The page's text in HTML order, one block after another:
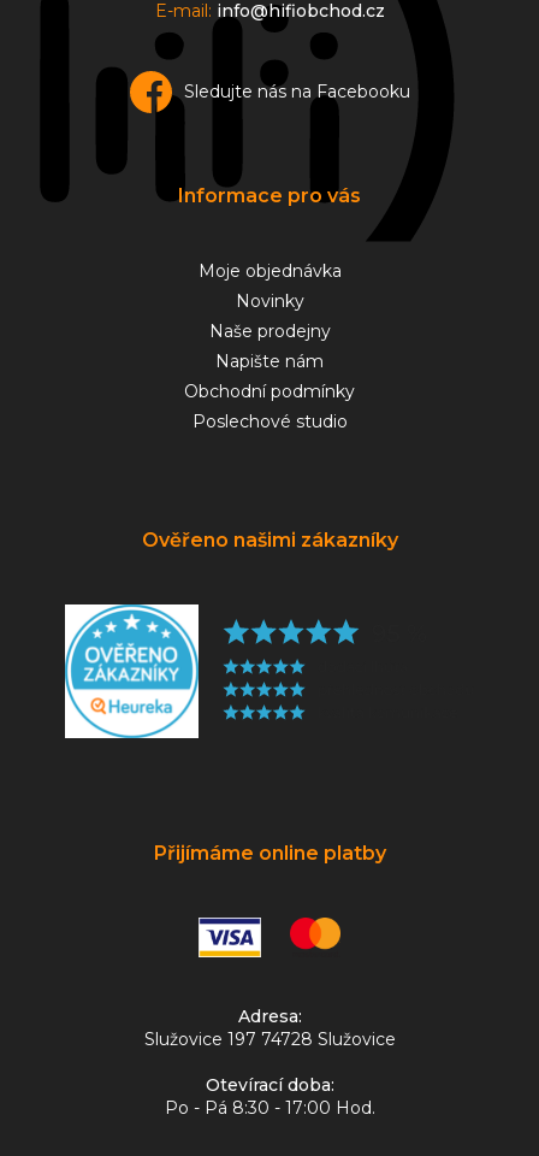
E-mail: info@hifiobchod.cz
Sledujte nás na Facebooku
Informace pro vás
Moje objednávka
Novinky
Naše prodejny
Napište nám
Obchodní podmínky
Poslechové studio
Ověřeno našimi zákazníky
Přijímáme online platby
Adresa:
Služovice 197 74728 Služovice
Otevírací doba:
Po - Pá 8:30 - 17:00 Hod.